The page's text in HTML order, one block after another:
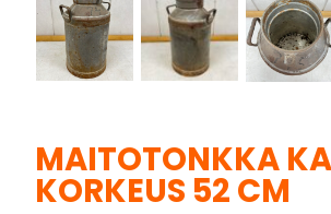
MAITOTONKKA
KORKEUS 52 CM